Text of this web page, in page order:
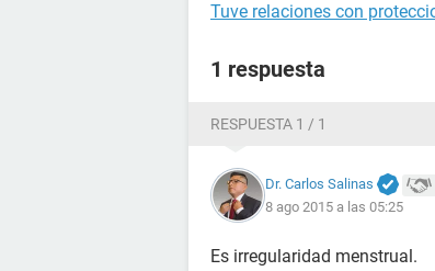
Tuve relaciones con
1 respuesta
RESPUESTA 1 / 1
Dr. Carlos Salinas
8 ago 2015 a las 05:25
Es irregularidad menstrual.